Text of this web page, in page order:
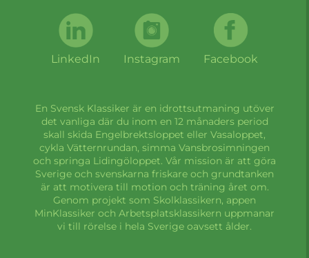
LinkedIn Instagram Facebook
En Svensk Klassiker är en idrottsutmaning utöver
det vanliga där du inom en 12 månaders period
skall skida Engelbrektsloppet eller Vasaloppet,
cykla Vätternrundan, simma Vansbrosimningen
och springa Lidingöloppet. Vår mission är att göra
Sverige och svenskarna friskare och grundtanken
är att motivera till motion och träning året om.
Genom projekt som Skolklassikern, appen
MinKlassiker och Arbetsplatsklassikern uppmanar
vi till rörelse i hela Sverige oavsett ålder.